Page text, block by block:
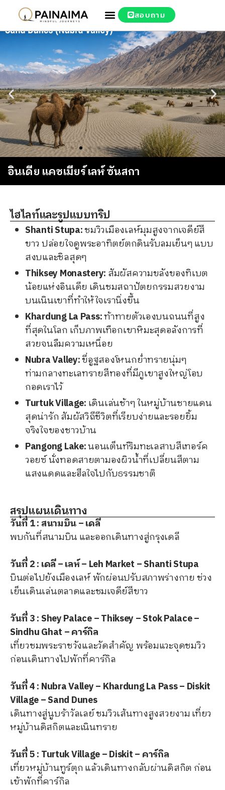
สอบถาม
อินเดีย แคชเมียร์ เลห์ ซันสกา
ไฮไลท์และรูปแบบทริป
Shanti Stupa:ชมวิวเมืองเลห์มุมสูงจากเจดีย์สี
ขาว ปล่อยใจดูพระอาทิตย์ตกดินรับลมเย็นๆ แบบ
สงบและชิลสุดๆ
Thiksey Monastery: สัมผัสความขลังของทิเบต
น้อยแห่งอินเดีย เดินชมสถาปัตยกรรมสวยงาม
บนเนินเขาที่ทำให้ใจเรานิ่งขึ้น
Khardung La Pass:ท้าทายตัวเองบนถนนที่สูง
ที่สุดในโลก เก็บภาพเทือกเขาหิมะสุดอลังการที่
สวยจนลืมความเหนื่อย
Nubra Valley:ขี่อูฐสองโหนกย่ำทรายนุ่มๆ
ท่ามกลางทะเลทรายสีทองที่มีภูเขาสูงใหญ่โอบ
กอดเราไว้
Turtuk Village: เดินเล่นช้าๆ ในหมู่บ้านชายแดน
สุดน่ารัก สัมผัสวิถีชีวิตที่เรียบง่ายและรอยยิ้ม
จริงใจของชาวบ้าน
Pangong Lake:นอนเต็นท์ริมทะเลสาบสีเทอร์ค
วอยซ์ นั่งทอดสายตามองผิวน้ำที่เปลี่ยนสีตาม
แสงแดดและฮีลใจไปกับธรรมชาติ
สรุปแผนเดินทาง
วันที่ 1 : สนามบิน – เดลี
พบกันที่สนามบิน และออกเดินทางสู่กรุงเดลี
วันที่ 2 : เดลี – เลห์ – Leh Market – Shanti Stupa
บินต่อไปยังเมืองเลห์ พักผ่อนปรับสภาพร่างกาย ช่วง
เย็นเดินเล่นตลาดและชมเจดีย์สีขาว
วันที่ 3 : Shey Palace – Thiksey – Stok Palace –
Sindhu Ghat – คาร์กิล
เที่ยวชมพระราชวังและวัดสำคัญ พร้อมแวะจุดชมวิว
ก่อนเดินทางไปพักที่คาร์กิล
วันที่ 4 : Nubra Valley – Khardung La Pass – Diskit
Village – Sand Dunes
เดินทางสู่นูบร้าวัลเลย์ ชมวิวเส้นทางสูงสวยงาม เที่ยว
หมู่บ้านดิสกิตและเนินทราย
วันที่ 5 : Turtuk Village – Diskit – คาร์กิล
เที่ยวหมู่บ้านทูร์ตุก แล้วเดินทางกลับผ่านดิสกิต ก่อน
เข้าพักที่คาร์กิล